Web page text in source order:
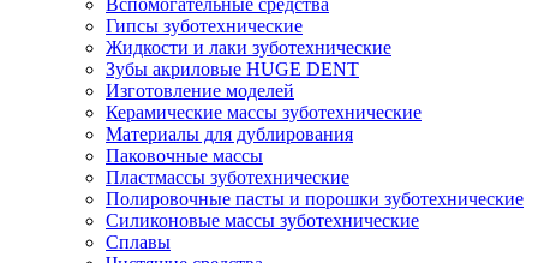
Вспомогательные средства
Гипсы зуботехнические
Жидкости и лаки зуботехнические
Зубы акриловые HUGE DENT
Изготовление моделей
Керамические массы зуботехнические
Материалы для дублирования
Паковочные массы
Пластмассы зуботехнические
Полировочные пасты и порошки зуботехнические
Силиконовые массы зуботехнические
Сплавы